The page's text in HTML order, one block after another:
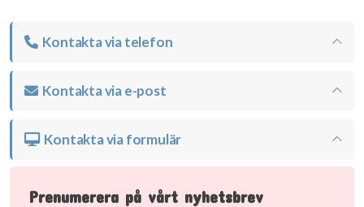
Kontakta via telefon
Kontakta via e-post
Kontakta via formulär
Prenumerera på vårt nyhetsbrev